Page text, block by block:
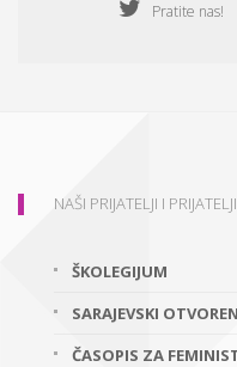
Pratite nas!
NAŠI PRIJATELJI I
ŠKOLEGIJUM
SARAJEVSKI
ČASOPIS ZA